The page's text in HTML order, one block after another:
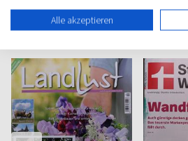
Haus & Garten Magazine
Alle akzeptieren